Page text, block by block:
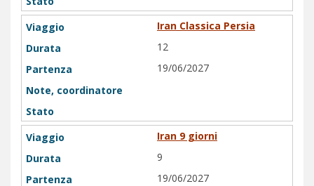
Iran Classica Persia
12
19/06/2027
Iran 9 giorni
9
19/06/2027